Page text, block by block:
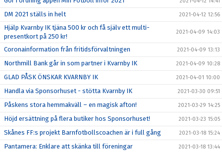
DM 2021 ställs in helt 2021-04-12 12:56
Hjälp Kvarnby IK tjäna 500 kr och få själv ett multi-
presentkort på 250 kr!
2021-04-09 14:03
Coronainformation från fritidsförvaltningen 2021-04-09 13:13
Northmill Bank går in som partner i Kvarnby IK 2021-04-09 10:28
GLAD PÅSK ÖNSKAR KVARNBY IK 2021-04-01 10:00
Handla via Sponsorhuset - stötta Kvarnby IK 2021-03-30 09:51
Påskens stora hemmakväll – en magisk afton! 2021-03-29 14:25
Höjd ersättning på flera butiker hos Sponsorhuset! 2021-03-23 15:05
Skånes FF:s projekt Barnfotbollscoachen är i full gång 2021-03-18 15:24
Pantamera: Enklare att skänka till föreningar 2021-03-18 13:44